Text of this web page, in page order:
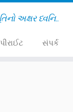
અક્ષર ધ્વનિ..
સંપર્ક